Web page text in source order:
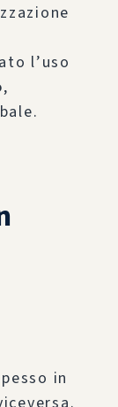
l’uso
,
in